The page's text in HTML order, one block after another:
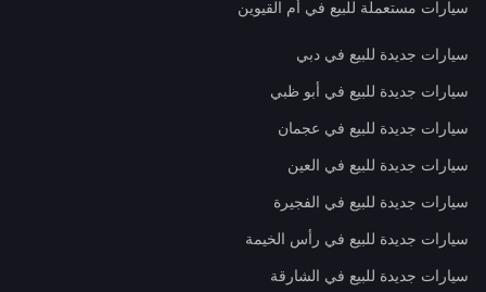
سيارات مستعملة للبيع في أم القيوين
سيارات جديدة للبيع في دبي
سيارات جديدة للبيع في أبو ظبي
سيارات جديدة للبيع في عجمان
سيارات جديدة للبيع في العين
سيارات جديدة للبيع في الفجيرة
سيارات جديدة للبيع في رأس الخيمة
سيارات جديدة للبيع في الشارقة